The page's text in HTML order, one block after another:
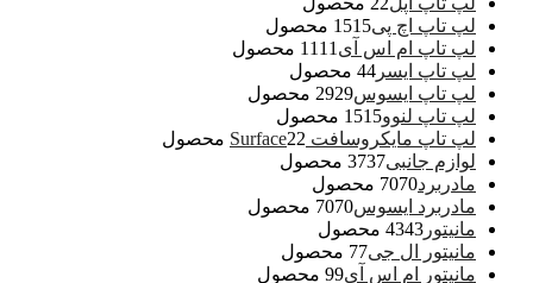
لپ تاپ اچ پی
1515 محصول
لپ تاپ ام اس آی
11 11 محصول
لپ تاپ ایسر
44 محصول
لپ تاپ ایسوس
2929 محصول
لپ تاپ لنوو
1515 محصول
لپ تاپ مایکروسافت Surface
22 محصول
لوازم جانبی
3737 محصول
مادربرد
7070 محصول
مادربرد ایسوس
7070 محصول
مانیتور
4343 محصول
مانیتور ال جی 77 محصول
مانیتور ام اس آی 99 محصول